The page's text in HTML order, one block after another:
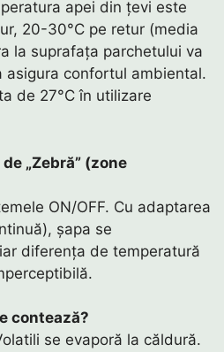
apei din țevi este
20-30°C pe retur (media
la suprafața parchetului va
asigura confortul ambiental.
de 27°C în utilizare
„Zebră” (zone
ON/OFF. Cu adaptarea
șapa se
diferența de temperatură
contează?
se evaporă la căldură.